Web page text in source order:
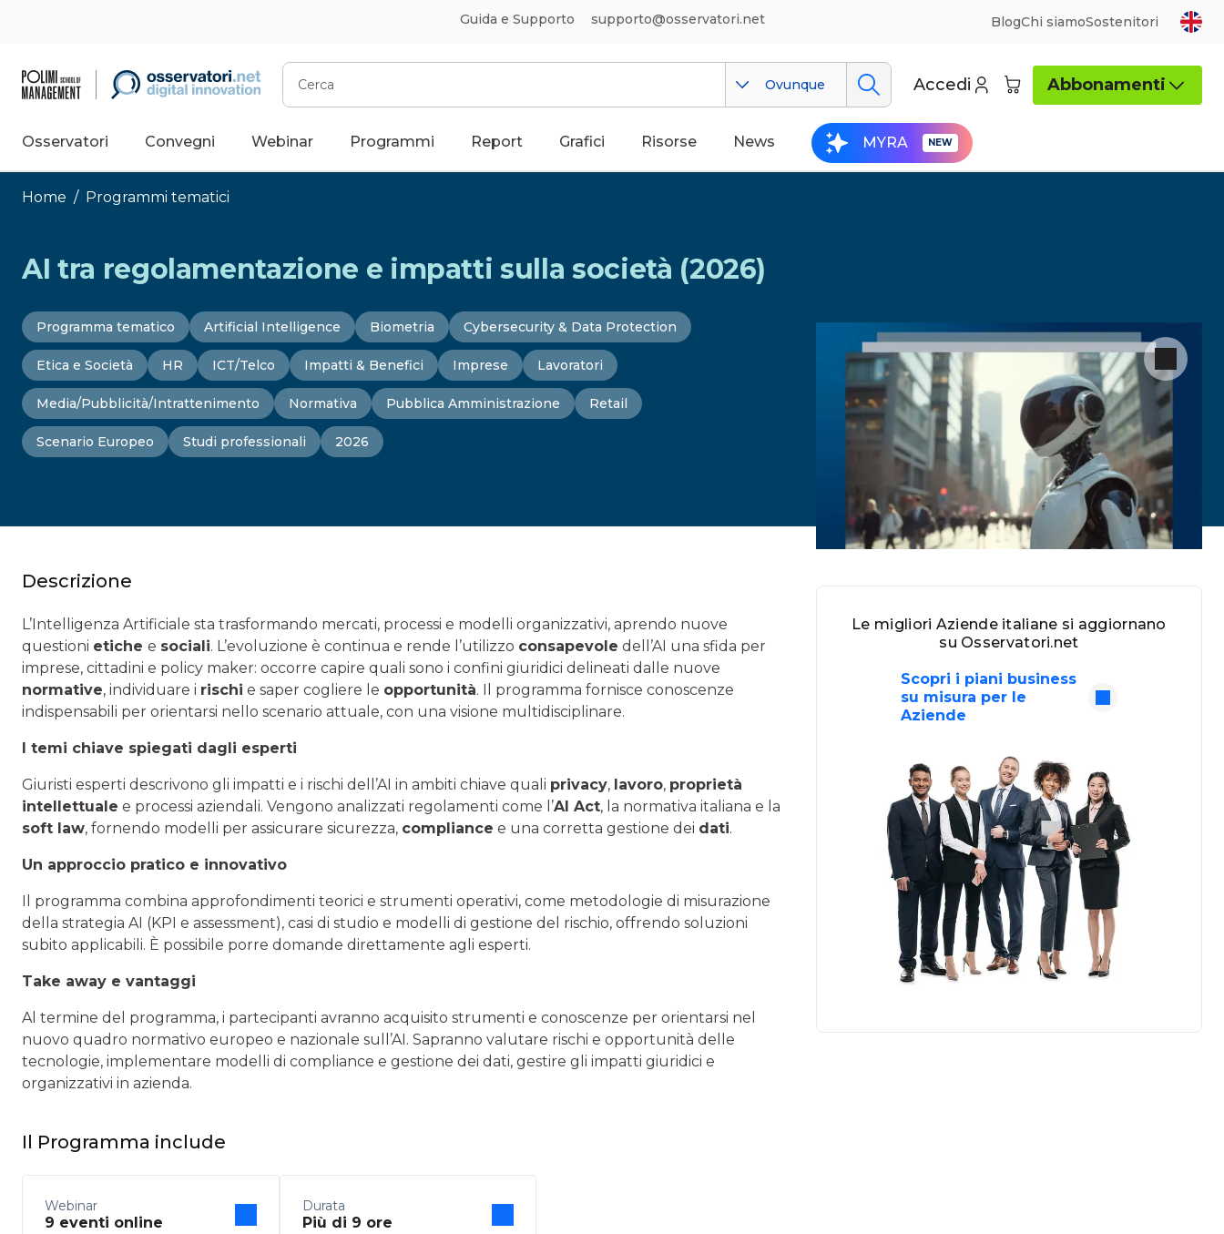
Guida e Supporto supporto@osservatori.net BlogChi siamoSostenitori
Cerca
Ovunque Accedi Abbonamenti
Osservatori Convegni Webinar Programmi Report Grafici Risorse News MYRA
Home / Programmi tematici
AI tra regolamentazione e impatti sulla società (2026)
Programma tematico Artificial Intelligence Biometria Cybersecurity & Data Protection
Etica e Società HR ICT/Telco Impatti & Benefici Imprese Lavoratori
Media/Pubblicità/Intrattenimento Normativa Pubblica Amministrazione Retail
Scenario Europeo Studi professionali 2026
Descrizione
L’Intelligenza Artificiale sta trasformando mercati, processi e modelli organizzativi, aprendo nuove
questioni etiche e sociali. L’evoluzione è continua e rende l’utilizzo consapevole dell’AI una sfida per
imprese, cittadini e policy maker: occorre capire quali sono i confini giuridici delineati dalle nuove
normative, individuare i rischi e saper cogliere le opportunità. Il programma fornisce conoscenze
indispensabili per orientarsi nello scenario attuale, con una visione multidisciplinare.
I temi chiave spiegati dagli esperti
Giuristi esperti descrivono gli impatti e i rischi dell’AI in ambiti chiave quali privacy, lavoro, proprietà
intellettuale e processi aziendali. Vengono analizzati regolamenti come l’AI Act, la normativa italiana e la
soft law, fornendo modelli per assicurare sicurezza, compliance e una corretta gestione dei dati.
Un approccio pratico e innovativo
Il programma combina approfondimenti teorici e strumenti operativi, come metodologie di misurazione
della strategia AI (KPI e assessment), casi di studio e modelli di gestione del rischio, offrendo soluzioni
subito applicabili. È possibile porre domande direttamente agli esperti.
Take away e vantaggi
Al termine del programma, i partecipanti avranno acquisito strumenti e conoscenze per orientarsi nel
nuovo quadro normativo europeo e nazionale sull’AI. Sapranno valutare rischi e opportunità delle
tecnologie, implementare modelli di compliance e gestione dei dati, gestire gli impatti giuridici e
organizzativi in azienda.
Il Programma include
Webinar
9 eventi online
Durata
Più di 9 ore
Le migliori Aziende italiane si aggiornano
su Osservatori.net
Scopri i piani business
su misura per le
Aziende